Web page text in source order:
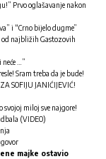
Prvo oglašavanje nakon
i “Crno bijelo dugme”
od najbližih Gastozovih
…”
Sram treba da je bude!
SOFIJU JANIĆIJEVIĆ!
svojoj miloj sve najgore!
(VIDEO)
majke ostavio